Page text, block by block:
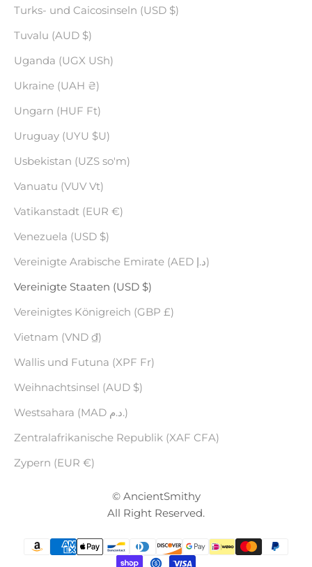
Turks- und Caicosinseln (USD $)
Tuvalu (AUD $)
Uganda (UGX USh)
Ukraine (UAH ₴)
Ungarn (HUF Ft)
Uruguay (UYU $U)
Usbekistan (UZS so'm)
Vanuatu (VUV Vt)
Vatikanstadt (EUR €)
Venezuela (USD $)
Vereinigte Arabische Emirate (AED د.إ)
Vereinigte Staaten (USD $)
Vereinigtes Königreich (GBP £)
Vietnam (VND ₫)
Wallis und Futuna (XPF Fr)
Weihnachtsinsel (AUD $)
Westsahara (MAD د.م.)
Zentralafrikanische Republik (XAF CFA)
Zypern (EUR €)
© AncientSmithy
All Right Reserved.